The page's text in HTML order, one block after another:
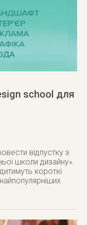
school для
відпустку з
школи дизайну».
короткі